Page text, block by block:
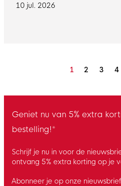
10 jul. 2026
1 2 3 4
Geniet nu van 5% extra
bestelling!*
Schrijf je nu in voor de
ontvang 5% extra korting op je
Abonneer je op onze nieuwsbrief